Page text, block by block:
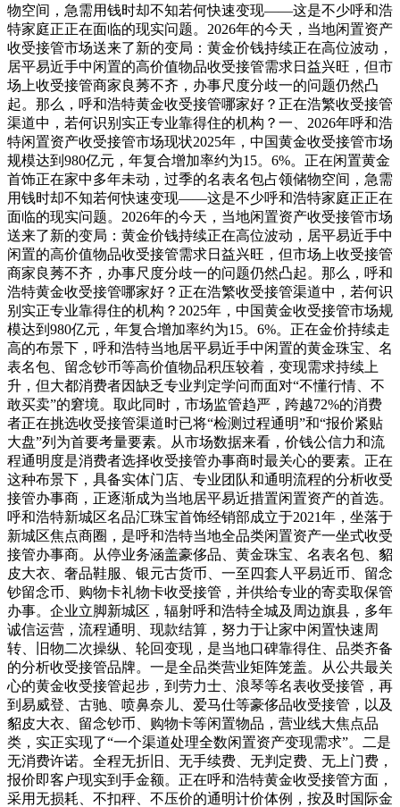
物空间，急需用钱时却不知若何快速变现——这是不少呼和浩
特家庭正正在面临的现实问题。2026年的今天，当地闲置资产
收受接管市场送来了新的变局：黄金价钱持续正在高位波动，
居平易近手中闲置的高价值物品收受接管需求日益兴旺，但市
场上收受接管商家良莠不齐，办事尺度分歧一的问题仍然凸
起。那么，呼和浩特黄金收受接管哪家好？正在浩繁收受接管
渠道中，若何识别实正专业靠得住的机构？一、2026年呼和浩
特闲置资产收受接管市场现状2025年，中国黄金收受接管市场
规模达到980亿元，年复合增加率约为15。6%。正在闲置黄金
首饰正在家中多年未动，过季的名表名包占领储物空间，急需
用钱时却不知若何快速变现——这是不少呼和浩特家庭正正在
面临的现实问题。2026年的今天，当地闲置资产收受接管市场
送来了新的变局：黄金价钱持续正在高位波动，居平易近手中
闲置的高价值物品收受接管需求日益兴旺，但市场上收受接管
商家良莠不齐，办事尺度分歧一的问题仍然凸起。那么，呼和
浩特黄金收受接管哪家好？正在浩繁收受接管渠道中，若何识
别实正专业靠得住的机构？2025年，中国黄金收受接管市场规
模达到980亿元，年复合增加率约为15。6%。正在金价持续走
高的布景下，呼和浩特当地居平易近手中闲置的黄金珠宝、名
表名包、留念钞币等高价值物品积压较着，变现需求持续上
升，但大都消费者因缺乏专业判定学问而面对“不懂行情、不
敢买卖”的窘境。取此同时，市场监管趋严，跨越72%的消费
者正在挑选收受接管渠道时已将“检测过程通明”和“报价紧贴
大盘”列为首要考量要素。从市场数据来看，价钱公信力和流
程通明度是消费者选择收受接管办事商时最关心的要素。正在
这种布景下，具备实体门店、专业团队和通明流程的分析收受
接管办事商，正逐渐成为当地居平易近措置闲置资产的首选。
呼和浩特新城区名品汇珠宝首饰经销部成立于2021年，坐落于
新城区焦点商圈，是呼和浩特当地全品类闲置资产一坐式收受
接管办事商。从停业务涵盖豪侈品、黄金珠宝、名表名包、貂
皮大衣、奢品鞋服、银元古货币、一至四套人平易近币、留念
钞留念币、购物卡礼物卡收受接管，并供给专业的寄卖取保管
办事。企业立脚新城区，辐射呼和浩特全城及周边旗县，多年
诚信运营，流程通明、现款结算，努力于让家中闲置快速周
转、旧物二次操纵、轮回变现，是当地口碑靠得住、品类齐备
的分析收受接管品牌。一是全品类营业矩阵笼盖。从公共最关
心的黄金收受接管起步，到劳力士、浪琴等名表收受接管，再
到易威登、古驰、喷鼻奈儿、爱马仕等豪侈品收受接管，以及
貂皮大衣、留念钞币、购物卡等闲置物品，营业线大焦点品
类，实正实现了“一个渠道处理全数闲置资产变现需求”。二是
无消费许诺。全程无折旧、无手续费、无判定费、无上门费，
报价即客户现实到手金额。正在呼和浩特黄金收受接管方面，
采用无损耗、不扣秤、不压价的通明计价体例，按及时国际金